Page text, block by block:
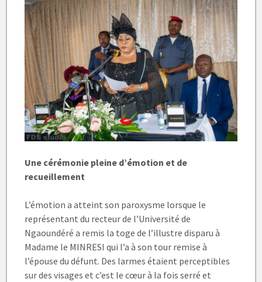
Une cérémonie pleine d’émotion et de
recueillement
L’émotion a atteint son paroxysme lorsque le
représentant du recteur de l’Université de
Ngaoundéré a remis la toge de l’illustre disparu à
Madame le MINRESI qui l’a à son tour remise à
l’épouse du défunt. Des larmes étaient perceptibles
sur des visages et c’est le cœur à la fois serré et